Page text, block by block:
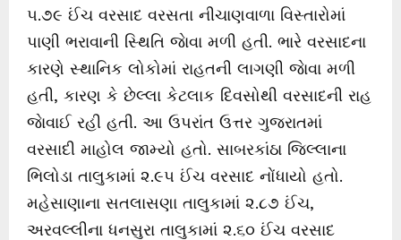
૫.૭૯ ઈંચ વરસાદ વરસતા નીચાણવાળા વિસ્તારોમાં
પાણી ભરાવાની સ્થિતિ જાેવા મળી હતી. ભારે વરસાદના
કારણે સ્થાનિક લોકોમાં રાહતની લાગણી જાેવા મળી
હતી, કારણ કે છેલ્લા કેટલાક દિવસોથી વરસાદની રાહ
જાેવાઈ રહી હતી. આ ઉપરાંત ઉત્તર ગુજરાતમાં
વરસાદી માહોલ જામ્યો હતો. સાબરકાંઠા જિલ્લાના
ભિલોડા તાલુકામાં ૨.૯૫ ઈંચ વરસાદ નોંધાયો હતો.
મહેસાણાના સતલાસણા તાલુકામાં ૨.૮૭ ઈંચ,
અરવલ્લીના ધનસુરા તાલુકામાં ૨.૬૦ ઈંચ વરસાદ